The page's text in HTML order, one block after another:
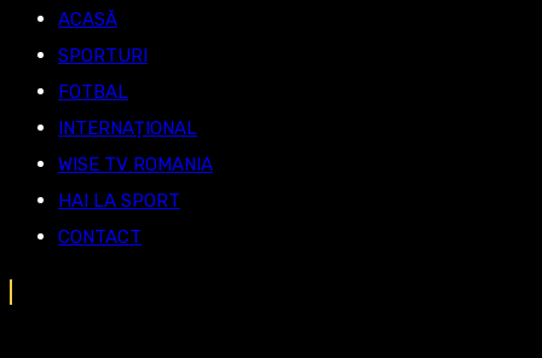
ACASĂ
SPORTURI
FOTBAL
INTERNAȚIONAL
WISE TV ROMANIA
HAI LA SPORT
CONTACT